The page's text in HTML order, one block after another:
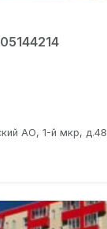
АО, 1-й мкр, д.48